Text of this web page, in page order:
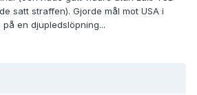
satt straffen). Gjorde mål mot USA i
en djupledslöpning...